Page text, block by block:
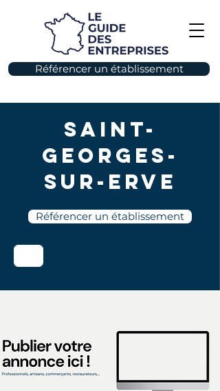
Référencer un établissement
Saint-
Georges-
sur-Erve
Référencer un établissement